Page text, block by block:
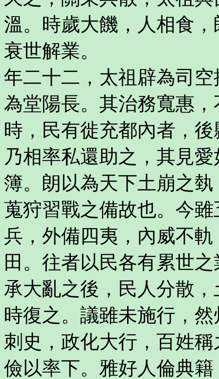
溫。時歲大饑，人相食
衰世解業。
年二十二，太祖辟為司
為堂陽長。其治務寬惠
時，民有徙充都內者，
乃相率私還助之，其見
簿。朗以為天下土崩之
蒐狩習戰之備故也。今
兵，外備四夷，內威不
田。往者以民各有累世
承大亂之後，民人分散
時復之。議雖未施行，
刺史，政化大行，百姓
儉以率下。雅好人倫典